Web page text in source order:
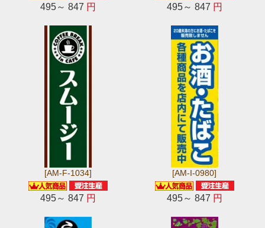
495～ 847 円 495～ 847 円
[AM-F-1034]
495～ 847 円
[AM-I-0980]
495～ 847 円